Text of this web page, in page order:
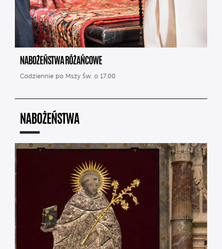
NABOŻEŃSTWA RÓŻAŃCOWE
Codziennie po Mszy Św. o 17.00
NABOŻEŃSTWA